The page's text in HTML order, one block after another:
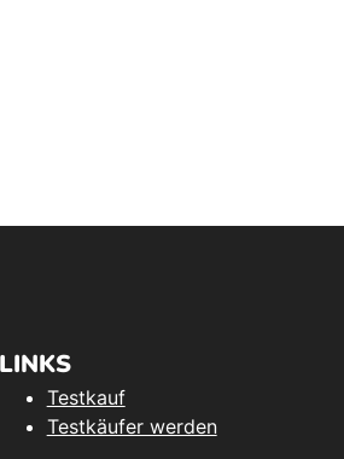
LINKS
Testkauf
Testkäufer werden